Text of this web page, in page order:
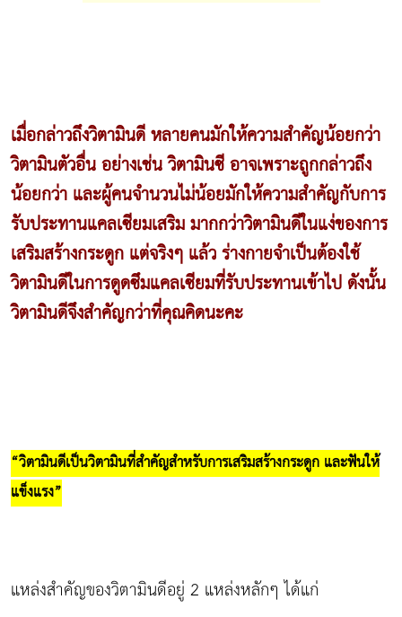
เมื่อกล่าวถึงวิตามินดี หลายคนมักให้ความสำคัญน้อยกว่า
วิตามินตัวอื่น อย่างเช่น วิตามินซี อาจเพราะถูกกล่าวถึง
น้อยกว่า และผู้คนจำนวนไม่น้อยมักให้ความสำคัญกับการ
รับประทานแคลเซียมเสริม มากกว่าวิตามินดีในแง่ของการ
เสริมสร้างกระดูก แต่จริงๆ แล้ว ร่างกายจำเป็นต้องใช้
วิตามินดีในการดูดซึมแคลเซียมที่รับประทานเข้าไป ดังนั้น
วิตามินดีจึงสำคัญกว่าที่คุณคิดนะคะ
“วิตามินดีเป็นวิตามินที่สำคัญสำหรับการเสริมสร้างกระดูก และฟันให้
แข็งแรง”
แหล่งสำคัญของวิตามินดีอยู่ 2 แหล่งหลักๆ ได้แก่